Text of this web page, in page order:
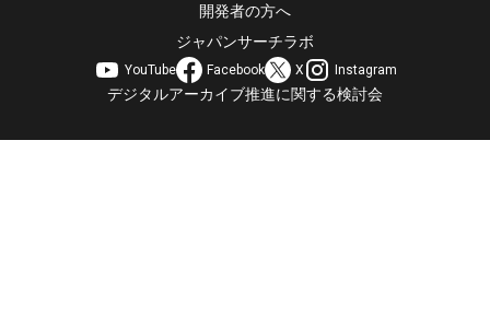
開発者の方へ
ジャパンサーチラボ
YouTube Facebook X Instagram
デジタルアーカイブ推進に関する検討会